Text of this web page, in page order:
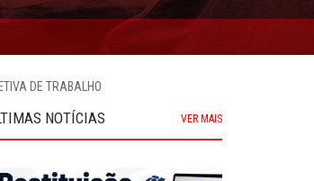
DE TRABALHO
NOTÍCIAS VER MAIS